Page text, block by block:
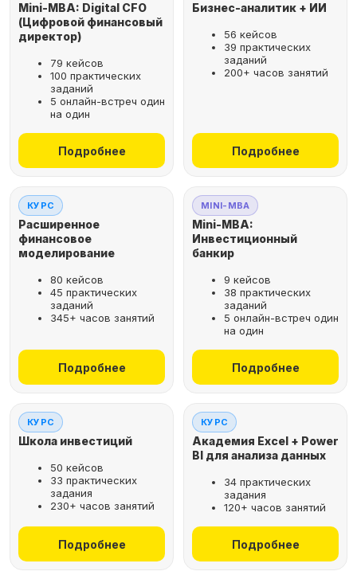
Mini-MBA: Digital CFO
(Цифровой финансовый
директор)
79 кейсов
100 практических
заданий
5 онлайн-встреч один
на один
Подробнее
Бизнес-аналитик + ИИ
56 кейсов
39 практических
заданий
200+ часов занятий
Подробнее
КУРС
Расширенное
финансовое
моделирование
80 кейсов
45 практических
заданий
345+ часов занятий
Подробнее
MINI-MBA
Mini-MBA:
Инвестиционный
банкир
9 кейсов
38 практических
заданий
5 онлайн-встреч один
на один
Подробнее
КУРС
Школа инвестиций
50 кейсов
33 практических
задания
230+ часов занятий
Подробнее
КУРС
Академия Excel + Power
BI для анализа данных
34 практических
задания
120+ часов занятий
Подробнее